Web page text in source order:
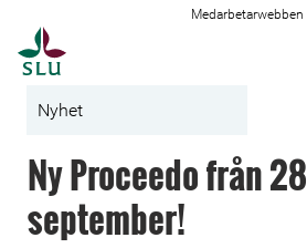
Medarbetarwebben
Nyhet
Ny Proceedo från 28
september!